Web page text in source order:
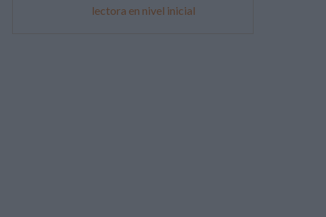
lectora en nivel inicial